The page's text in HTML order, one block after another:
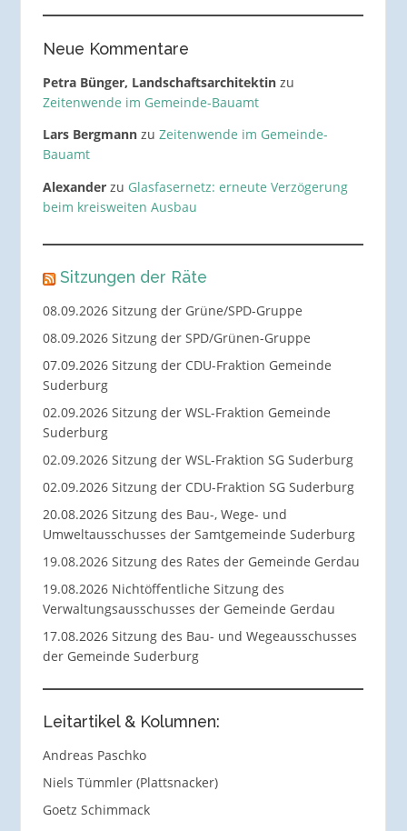
Neue Kommentare
Petra Bünger, Landschaftsarchitektinzu
Zeitenwende im Gemeinde-Bauamt
Lars Bergmannzu Zeitenwende im Gemeinde-
Bauamt
Alexanderzu Glasfasernetz: erneute Verzögerung
beim kreisweiten Ausbau
Sitzungen der Räte
08.09.2026 Sitzung der Grüne/SPD-Gruppe
08.09.2026 Sitzung der SPD/Grünen-Gruppe
07.09.2026 Sitzung der CDU-Fraktion Gemeinde
Suderburg
02.09.2026 Sitzung der WSL-Fraktion Gemeinde
Suderburg
02.09.2026 Sitzung der WSL-Fraktion SG Suderburg
02.09.2026 Sitzung der CDU-Fraktion SG Suderburg
20.08.2026 Sitzung des Bau-, Wege- und
Umweltausschusses der Samtgemeinde Suderburg
19.08.2026 Sitzung des Rates der Gemeinde Gerdau
19.08.2026 Nichtöffentliche Sitzung des
Verwaltungsausschusses der Gemeinde Gerdau
17.08.2026 Sitzung des Bau- und Wegeausschusses
der Gemeinde Suderburg
Leitartikel & Kolumnen:
Andreas Paschko
Niels Tümmler (Plattsnacker)
Goetz Schimmack